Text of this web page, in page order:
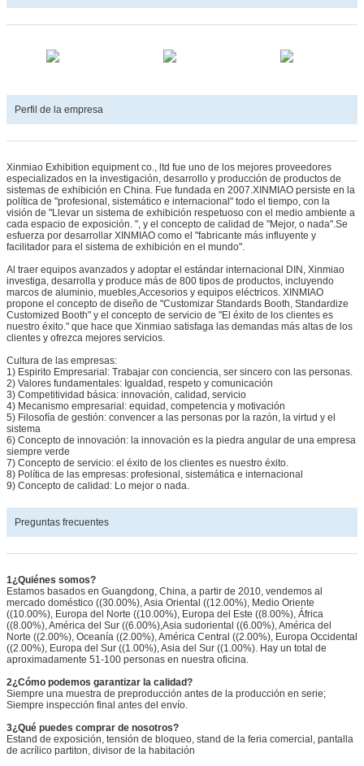
Perfil de la empresa
Xinmiao Exhibition equipment co., ltd fue uno de los mejores proveedores
especializados en la investigación, desarrollo y producción de productos de
sistemas de exhibición en China. Fue fundada en 2007.XINMIAO persiste en la
política de "profesional, sistemático e internacional" todo el tiempo, con la
visión de "Llevar un sistema de exhibición respetuoso con el medio ambiente a
cada espacio de exposición. ", y el concepto de calidad de "Mejor, o nada".Se
esfuerza por desarrollar XINMIAO como el "fabricante más influyente y
facilitador para el sistema de exhibición en el mundo".
Al traer equipos avanzados y adoptar el estándar internacional DIN, Xinmiao
investiga, desarrolla y produce más de 800 tipos de productos, incluyendo
marcos de aluminio, muebles,Accesorios y equipos eléctricos. XINMIAO
propone el concepto de diseño de "Customizar Standards Booth, Standardize
Customized Booth" y el concepto de servicio de "El éxito de los clientes es
nuestro éxito." que hace que Xinmiao satisfaga las demandas más altas de los
clientes y ofrezca mejores servicios.
Cultura de las empresas:
1) Espirito Empresarial: Trabajar con conciencia, ser sincero con las personas.
2) Valores fundamentales: Igualdad, respeto y comunicación
3) Competitividad básica: innovación, calidad, servicio
4) Mecanismo empresarial: equidad, competencia y motivación
5) Filosofía de gestión: convencer a las personas por la razón, la virtud y el
sistema
6) Concepto de innovación: la innovación es la piedra angular de una empresa
siempre verde
7) Concepto de servicio: el éxito de los clientes es nuestro éxito.
8) Política de las empresas: profesional, sistemática e internacional
9) Concepto de calidad: Lo mejor o nada.
Preguntas frecuentes
1¿Quiénes somos?
Estamos basados en Guangdong, China, a partir de 2010, vendemos al
mercado doméstico ((30.00%), Asia Oriental ((12.00%), Medio Oriente
((10.00%), Europa del Norte ((10.00%), Europa del Este ((8.00%), África
((8.00%), América del Sur ((6.00%),Asia sudoriental ((6.00%), América del
Norte ((2.00%), Oceanía ((2.00%), América Central ((2.00%), Europa Occidental
((2.00%), Europa del Sur ((1.00%), Asia del Sur ((1.00%). Hay un total de
aproximadamente 51-100 personas en nuestra oficina.
2¿Cómo podemos garantizar la calidad?
Siempre una muestra de preproducción antes de la producción en serie;
Siempre inspección final antes del envío.
3¿Qué puedes comprar de nosotros?
Estand de exposición, tensión de bloqueo, stand de la feria comercial, pantalla
de acrílico partiton, divisor de la habitación